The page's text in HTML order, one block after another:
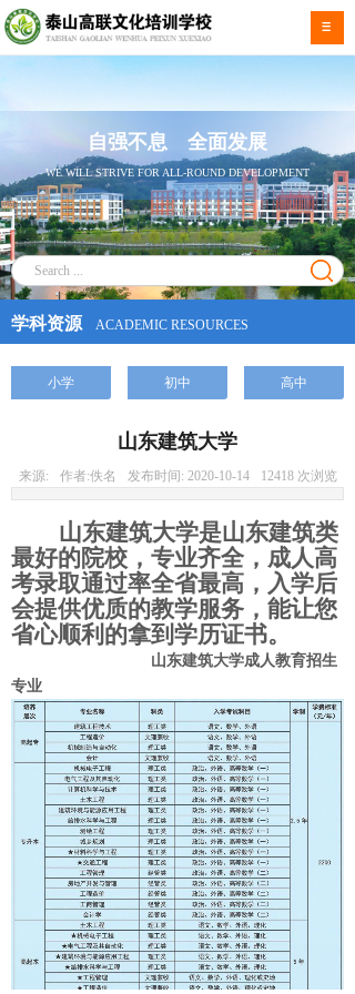
自强不息 全面发展
WE WILL STRIVE FOR ALL-ROUND DEVELOPMENT
学科资源ACADEMIC RESOURCES
小学 初中 高中
山东建筑大学
来源: 作者:佚名 发布时间: 2020-10-14 12418 次浏览
山东建筑大学是山东建筑类
最好的院校，专业齐全，成人高
考录取通过率全省最高，入学后
会提供优质的教学服务，能让您
省心顺利的拿到学历证书。
山东建筑大学成人教育招生
专业